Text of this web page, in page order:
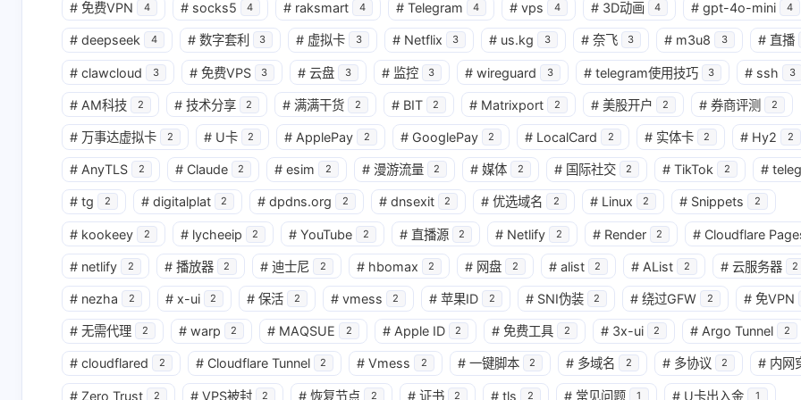
# 免费VPN 4 # socks5 4 # raksmart 4 # Telegram 4 # vps 4 # 3D动画 4 # gpt-4o-mini 4
# deepseek 4 # 数字套利 3 # 虚拟卡 3 # Netflix 3 # us.kg 3 # 奈飞 3 # m3u8 3 # 直播
# clawcloud 3 # 免费VPS 3 # 云盘 3 # 监控 3 # wireguard 3 # telegram使用技巧 3 # ssh 3
# AM科技 2 # 技术分享 2 # 满满干货 2 # BIT 2 # Matrixport 2 # 美股开户 2 # 券商评测 2
# 万事达虚拟卡 2 # U卡 2 # ApplePay 2 # GooglePay 2 # LocalCard 2 # 实体卡 2 # Hy2 2
# AnyTLS 2 # Claude 2 # esim 2 # 漫游流量 2 # 媒体 2 # 国际社交 2 # TikTok 2 #
# tg 2 # digitalplat 2 # dpdns.org 2 # dnsexit 2 # 优选域名 2 # Linux 2 # Snippets 2
# kookeey 2 # lycheeip 2 # YouTube 2 # 直播源 2 # Netlify 2 # Render 2 # Cloudflare
# netlify 2 # 播放器 2 # 迪士尼 2 # hbomax 2 # 网盘 2 # alist 2 # AList 2 # 云服务器 2
# nezha 2 # x-ui 2 # 保活 2 # vmess 2 # 苹果ID 2 # SNI伪装 2 # 绕过GFW 2 # 免VPN
# 无需代理 2 # warp 2 # MAQSUE 2 # Apple ID 2 # 免费工具 2 # 3x-ui 2 # Argo Tunnel 2
# cloudflared 2 # Cloudflare Tunnel 2 # Vmess 2 # 一键脚本 2 # 多域名 2 # 多协议 2 # 内网
# Zero Trust 2 # VPS被封 2 # 恢复节点 2 # 证书 2 # tls 2 # 常见问题 1 # U卡出入金 1